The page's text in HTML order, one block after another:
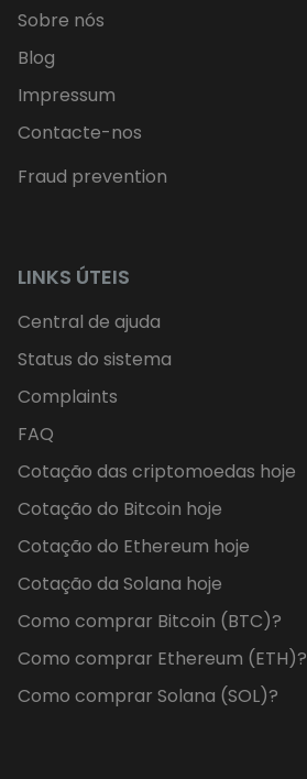
Sobre nós
Blog
Impressum
Contacte-nos
Fraud prevention
LINKS ÚTEIS
Central de ajuda
Status do sistema
Complaints
FAQ
Cotação das criptomoedas hoje
Cotação do Bitcoin hoje
Cotação do Ethereum hoje
Cotação da Solana hoje
Como comprar Bitcoin (BTC)?
Como comprar Ethereum (ETH)?
Como comprar Solana (SOL)?